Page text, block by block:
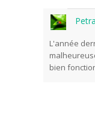
L'année
bien